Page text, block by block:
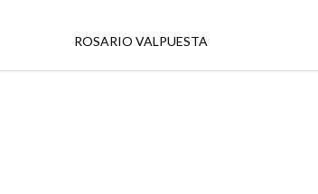
ROSARIO VALPUESTA